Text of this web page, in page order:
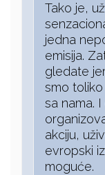
Tako je,
jedna
emisija.
gledate
smo
sa nama.
akciju,
evropski
moguće.